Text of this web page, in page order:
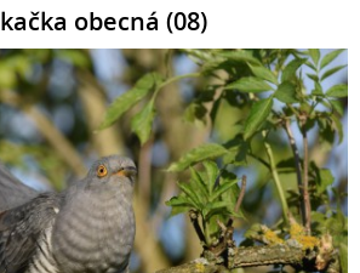
obecná (08)